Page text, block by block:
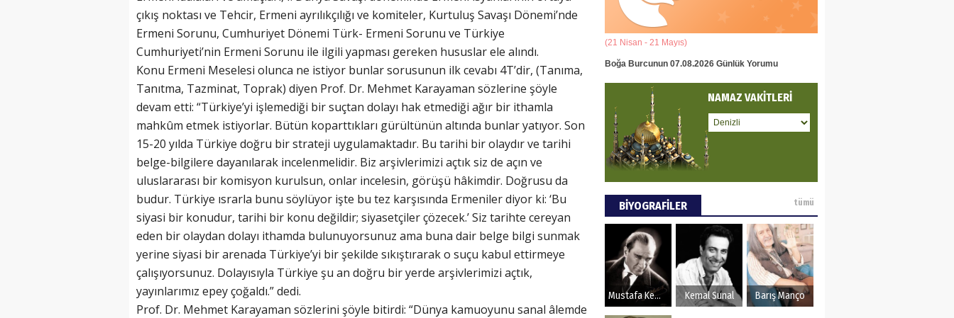
çıkış noktası ve Tehcir, Ermeni ayrılıkçılığı ve komiteler, Kurtuluş Savaşı Dönemi’nde
Ermeni Sorunu, Cumhuriyet Dönemi Türk- Ermeni Sorunu ve Türkiye
Cumhuriyeti’nin Ermeni Sorunu ile ilgili yapması gereken hususlar ele alındı.
Konu Ermeni Meselesi olunca ne istiyor bunlar sorusunun ilk cevabı 4T’dir, (Tanıma,
Tanıtma, Tazminat, Toprak) diyen Prof. Dr. Mehmet Karayaman sözlerine şöyle
devam etti: “Türkiye’yi işlemediği bir suçtan dolayı hak etmediği ağır bir ithamla
mahkûm etmek istiyorlar. Bütün koparttıkları gürültünün altında bunlar yatıyor. Son
15-20 yılda Türkiye doğru bir strateji uygulamaktadır. Bu tarihi bir olaydır ve tarihi
belge-bilgilere dayanılarak incelenmelidir. Biz arşivlerimizi açtık siz de açın ve
uluslararası bir komisyon kurulsun, onlar incelesin, görüşü hâkimdir. Doğrusu da
budur. Türkiye ısrarla bunu söylüyor işte bu tez karşısında Ermeniler diyor ki: ‘Bu
siyasi bir konudur, tarihi bir konu değildir; siyasetçiler çözecek.’ Siz tarihte cereyan
eden bir olaydan dolayı ithamda bulunuyorsunuz ama buna dair belge bilgi sunmak
yerine siyasi bir arenada Türkiye’yi bir şekilde sıkıştırarak o suçu kabul ettirmeye
çalışıyorsunuz. Dolayısıyla Türkiye şu an doğru bir yerde arşivlerimizi açtık,
yayınlarımız epey çoğaldı.” dedi.
Prof. Dr. Mehmet Karayaman sözlerini şöyle bitirdi: “Dünya kamuoyunu sanal âlemde
BİRLİĞİ
DÜŞÜNCE VE DÜNYA
Mustafa Göker
Tülay Pay
EMPERYALİZMİN TOPLU
HİPNOZU
EVREN MUMCU
(20 Şubat - 20 Mart) (21 Nisan - 21 Mayıs)
Boğa Burcunun 07.08.2026 Günlük Yorumu
NAMAZ VAKİTLERİ
BİYOGRAFİLER tümü
Mustafa Kemal Atatürk Kemal Sunal Barış Manço